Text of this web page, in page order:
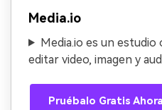
Media.io
Media.io es un estudio
editar video, imagen y
Pruébalo Gratis Ahora